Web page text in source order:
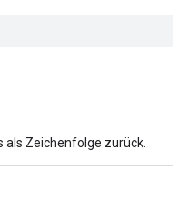
als Zeichenfolge zurück.